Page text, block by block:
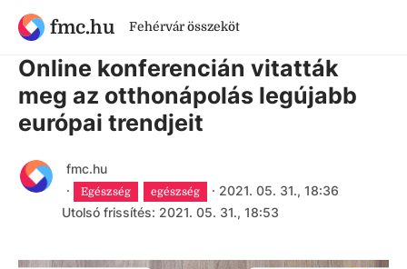
fmc.hu Fehérvár összeköt
5 évnél régebbi cikk
Online konferencián vitatták
meg az otthonápolás legújabb
európai trendjeit
fmc.hu
·
Egészség egészség · 2021. 05. 31., 18:36
Utolsó frissítés: 2021. 05. 31., 18:53